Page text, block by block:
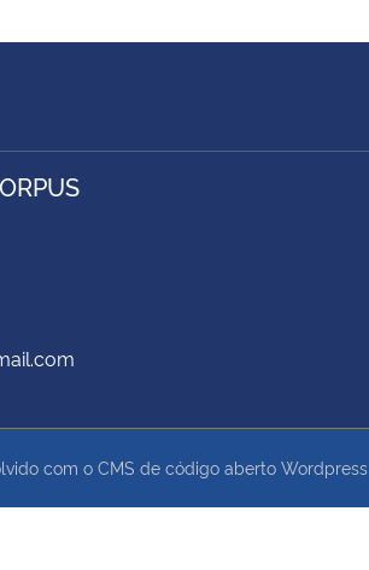
com o CMS de código aberto Wordpress